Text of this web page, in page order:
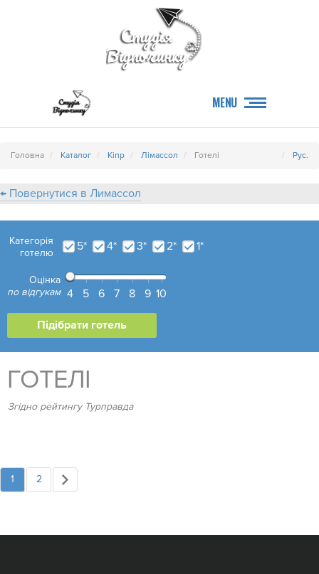
MENU
Головна Каталог Кіпр Лімассол Готелі Рус.
← Повернутися в Лимассол
Категорія
готелю
5* 4* 3* 2* 1*
Оцінка
по відгукам 4 5 6 7 8 9 10
ГОТЕЛІ
Згідно рейтингу Турправда
1 2